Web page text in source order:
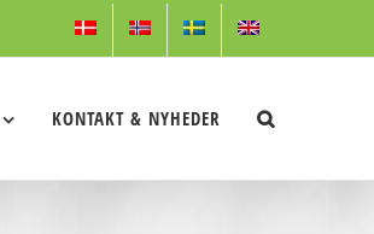
KONTAKT & NYHEDER